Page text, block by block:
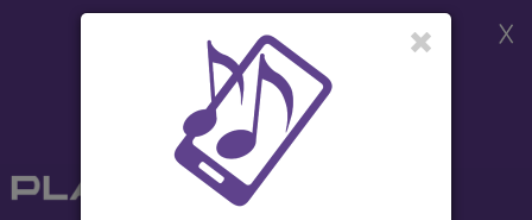
celu realizacji usług i zgodnie z
Polityką Plików Cookies.
Możesz określić warunki
przechowywania lub dostępu do
plików cookies w Twojej
przeglądarce